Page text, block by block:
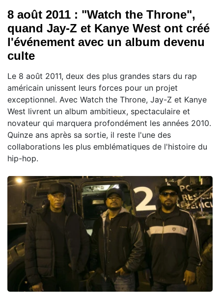
8 août 2011 : "Watch the Throne",
quand Jay-Z et Kanye West ont créé
l'événement avec un album devenu
culte
Le 8 août 2011, deux des plus grandes stars du rap
américain unissent leurs forces pour un projet
exceptionnel. Avec Watch the Throne, Jay-Z et Kanye
West livrent un album ambitieux, spectaculaire et
novateur qui marquera profondément les années 2010.
Quinze ans après sa sortie, il reste l'une des
collaborations les plus emblématiques de l'histoire du
hip-hop.